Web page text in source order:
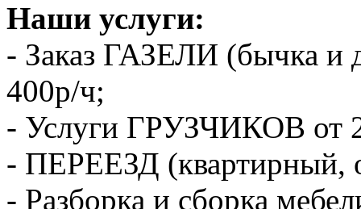
Наши услуги:
- Заказ ГАЗЕЛИ (бычка и
400р/ч;
- Услуги ГРУЗЧИКОВ от
- ПЕРЕЕЗД (квартирный,
- Разборка и сборка